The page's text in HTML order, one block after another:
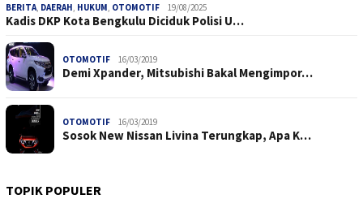
BERITA DAERAH HUKUM OTOMOTIF 19/08/2025
Kadis DKP Kota Bengkulu Diciduk Polisi U…
OTOMOTIF 16/03/2019
Demi Xpander, Mitsubishi Bakal Mengimpor…
OTOMOTIF 16/03/2019
Sosok New Nissan Livina Terungkap, Apa K…
TOPIK POPULER